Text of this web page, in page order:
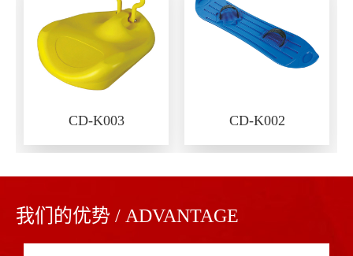
CD-K003 CD-K002
我们的优势 / ADVANTAGE